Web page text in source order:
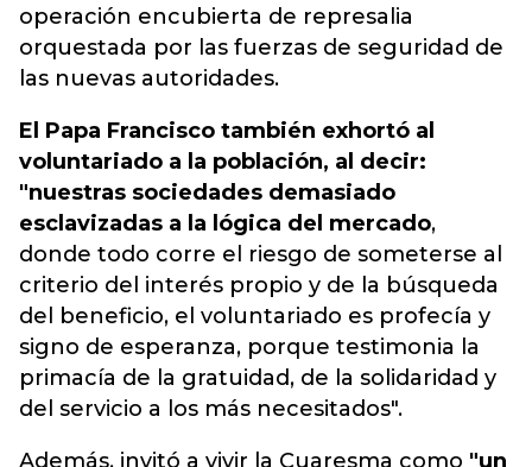
operación encubierta de represalia
orquestada por las fuerzas de seguridad de
las nuevas autoridades.
El Papa Francisco también exhortó al
voluntariado a la población, al decir:
"nuestras sociedades demasiado
esclavizadas a la lógica del mercado,
donde todo corre el riesgo de someterse al
criterio del interés propio y de la búsqueda
del beneficio, el voluntariado es profecía y
signo de esperanza, porque testimonia la
primacía de la gratuidad, de la solidaridad y
del servicio a los más necesitados".
Además, invitó a vivir la Cuaresma como "un